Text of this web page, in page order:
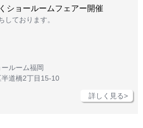
ショールームフェアー開催
しております。
ルーム福岡
道橋2丁目15-10
詳しく見る>